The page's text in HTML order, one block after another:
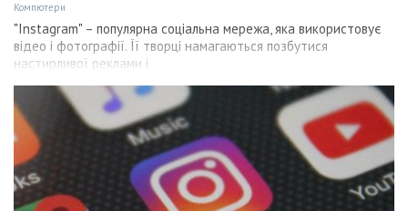
Компютери
"Instagram" – популярна соціальна мережа, яка використовує
відео і фотографії. Її творці намагаються позбутися
настирливої реклами і